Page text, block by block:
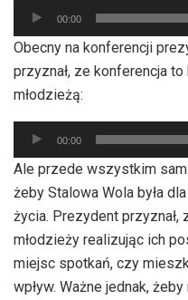
Odtwarzacz
plików
dźwiękowych
00:00
Obecny na konferencji
przyznał, ze konferencja
młodzieżą:
Odtwarzacz
plików
dźwiękowych
00:00
Ale przede wszystkim
żeby Stalowa Wola była
życia. Prezydent
młodzieży realizując ich
miejsc spotkań, czy
wpływ. Ważne jednak,